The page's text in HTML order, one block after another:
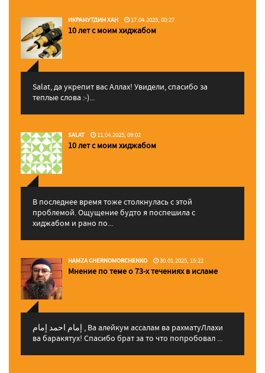
ИКРАМУТДИН ХАН 17.04.2025, 00:27
10 лет с моим хиджабом
Salat, да укрепит вас Аллаx! Увидели, спасибо за
теплые слова :-)...
SALAT 11.04.2025, 09:02
10 лет с моим хиджабом
В последнее время тоже столкнулась с этой
проблемой. Ощущение будто я поспешила с
хиджабом и рано по...
HAMZA CHERNOMORCHENKO 30.01.2025, 15:22
Мнение по теме о 73-х течениях в исламе
إمام احمد إمام , Ва алейкум ассалам ва рахматуЛлахи
ва баракятух! Спасибо брат за то что попробовал ...